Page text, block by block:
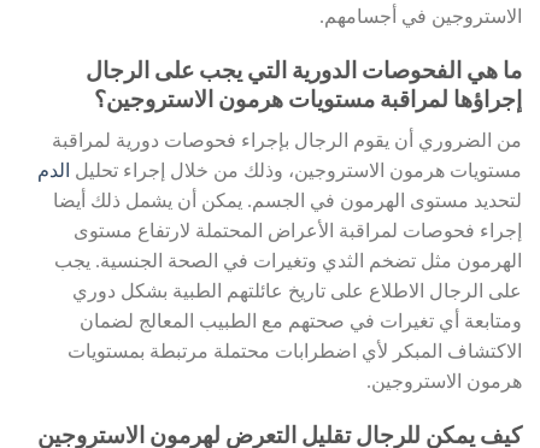
الاستروجين في أجسامهم.
ما هي الفحوصات الدورية التي يجب على الرجال
إجراؤها لمراقبة مستويات هرمون الاستروجين؟
من الضروري أن يقوم الرجال بإجراء فحوصات دورية لمراقبة
مستويات هرمون الاستروجين، وذلك من خلال إجراء تحليل
الدم
لتحديد مستوى الهرمون في الجسم. يمكن أن يشمل ذلك أيضا
إجراء فحوصات لمراقبة الأعراض المحتملة لارتفاع مستوى
الهرمون مثل تضخم الثدي وتغيرات في الصحة الجنسية. يجب
على الرجال الاطلاع على تاريخ عائلتهم الطبية بشكل دوري
ومتابعة أي تغيرات في صحتهم مع الطبيب المعالج لضمان
الاكتشاف المبكر لأي اضطرابات محتملة مرتبطة بمستويات
هرمون الاستروجين.
كيف يمكن للرجال تقليل التعرض لهرمون الاستروجين